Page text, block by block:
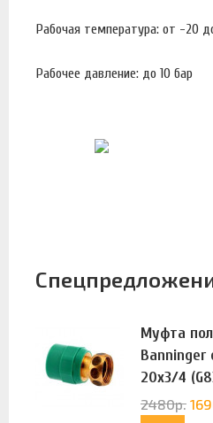
Рабочая температура: от -20
Рабочее давление: до 10 бар
Муфта
Banninger
20х3/4
2480р.